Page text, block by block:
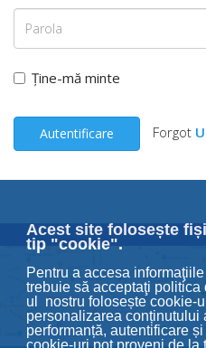
Acest site folosește
tip "cookie".
Pentru a accesa
trebuie să acceptaţi politica
ul nostru folosește cookie-
personalizarea conținutului
performanță, autentificare
cookie-uri pot proveni de la
Ține-mă minte
Autentificare Forgot